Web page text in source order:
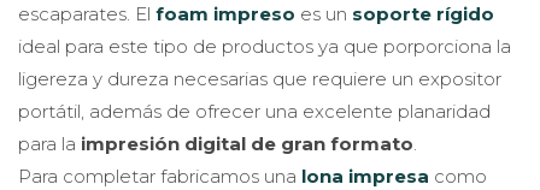
escaparates. El foam impreso es un soporte rígido
ideal para este tipo de productos ya que porporciona la
ligereza y dureza necesarias que requiere un expositor
portátil, además de ofrecer una excelente planaridad
para la impresión digital de gran formato.
Para completar fabricamos una lona impresa como